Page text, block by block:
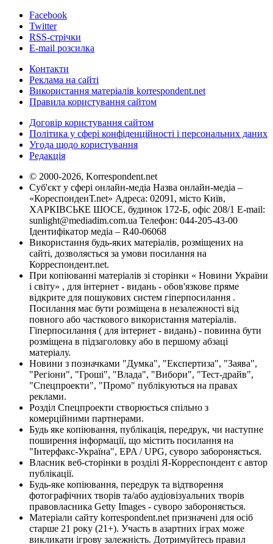
Facebook
Twitter
RSS-стрічки
E-mail розсилка
Контакти
Реклама на сайті
Використання матеріалів korrespondent.net
Правила користування сайтом
Договір користування сайтом
Політика у сфері конфіденційності і персональних даних
Угода щодо користування
Редакція
© 2000-2026, Korrespondent.net
Суб'єкт у сфері онлайн-медіа Назва онлайн-медіа –
«КореспонденТ.net» Адреса: 02091, місто Київ,
ХАРКІВСЬКЕ ШОСЕ, будинок 172-Б, офіс 208/1 E-mail:
sunlight@mediadim.com.ua Телефон: 044-205-43-00
Ідентифікатор медіа – R40-06068
Використання будь-яких матеріалів, розміщених на
сайті, дозволяється за умови посилання на
Корреспондент.net.
При копіюванні матеріалів зі сторінки « Новини України
і світу» , для інтернет - видань - обов'язкове пряме
відкрите для пошукових систем гіперпосилання .
Посилання має бути розміщена в незалежності від
повного або часткового використання матеріалів.
Гіперпосилання ( для інтернет - видань) - повинна бути
розміщена в підзаголовку або в першому абзаці
матеріалу.
Новини з позначками "Думка", "Експертиза", "Заява",
"Регіони", "Гроші", "Влада", "Вибори", "Тест-драйв",
"Спецпроекти", "Промо" публікуються на правах
реклами.
Розділ Спецпроекти створюється спільно з
комерційними партнерами.
Будь яке копіювання, публікація, передрук, чи наступне
поширення інформації, що містить посилання на
"Інтерфакс-Україна", EPA / UPG, суворо забороняється.
Власник веб-сторінки в розділі Я-Корреспондент є автор
публікації.
Будь-яке копіювання, передрук та відтворення
фотографічних творів та/або аудіовізуальних творів
правовласника Getty Images - суворо забороняється.
Матеріали сайту korrespondent.net призначені для осіб
старше 21 року (21+). Участь в азартних іграх може
викликати ігрову залежність. Дотримуйтесь правил